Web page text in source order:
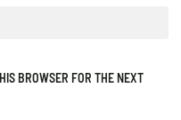
BROWSER FOR THE NEXT